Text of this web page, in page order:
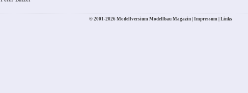
© 2001-2026 Modellversium Modellbau Magazin | Impressum Links